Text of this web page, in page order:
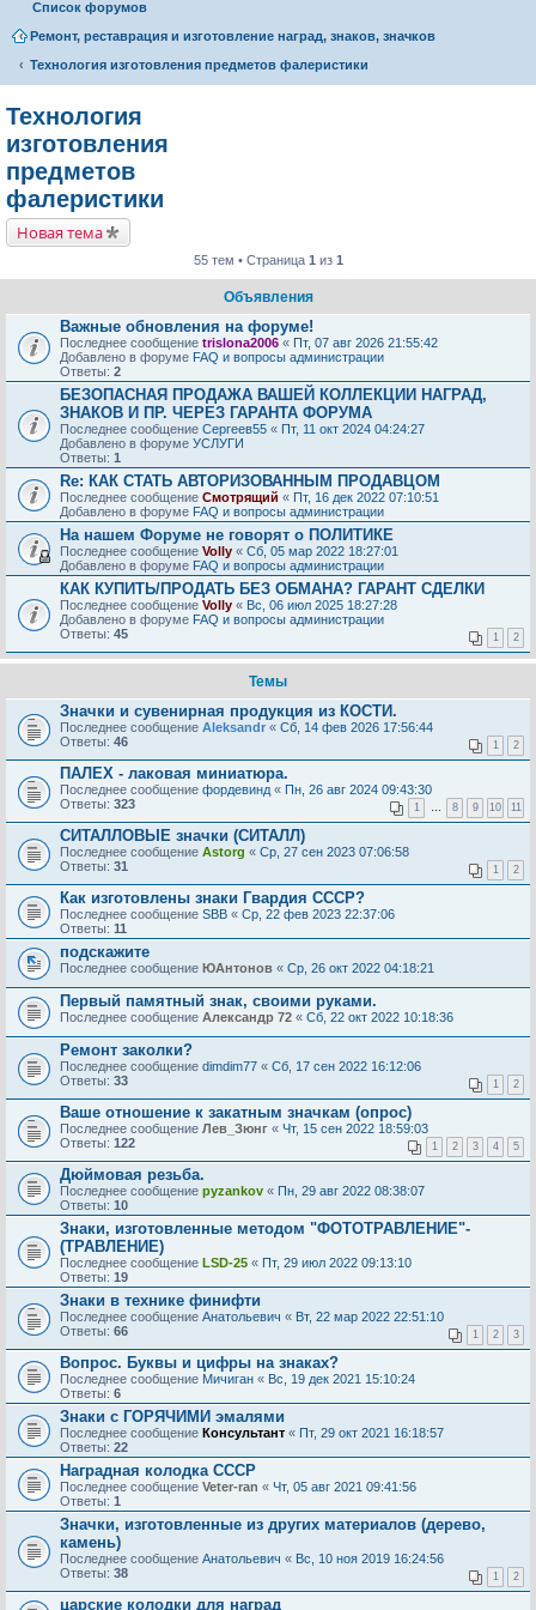
Список форумов
Ремонт, реставрация и изготовление наград, знаков, значков
Технология изготовления предметов фалеристики
Технология
изготовления
предметов
фалеристики
Новая тема
55 тем • Страница 1 из 1
Объявления
Важные обновления на форуме!
Последнее сообщение trislona2006 « Пт, 07 авг 2026 21:55:42
Добавлено в форуме FAQ и вопросы администрации
Ответы: 2
БЕЗОПАСНАЯ ПРОДАЖА ВАШЕЙ КОЛЛЕКЦИИ НАГРАД,
ЗНАКОВ И ПР. ЧЕРЕЗ ГАРАНТА ФОРУМА
Последнее сообщение Сергеев55 « Пт, 11 окт 2024 04:24:27
Добавлено в форуме УСЛУГИ
Ответы: 1
Re: КАК СТАТЬ АВТОРИЗОВАННЫМ ПРОДАВЦОМ
Последнее сообщение Смотрящий « Пт, 16 дек 2022 07:10:51
Добавлено в форуме FAQ и вопросы администрации
На нашем Форуме не говорят о ПОЛИТИКЕ
Последнее сообщение Volly « Сб, 05 мар 2022 18:27:01
Добавлено в форуме FAQ и вопросы администрации
КАК КУПИТЬ/ПРОДАТЬ БЕЗ ОБМАНА? ГАРАНТ СДЕЛКИ
Последнее сообщение Volly « Вс, 06 июл 2025 18:27:28
Добавлено в форуме FAQ и вопросы администрации
Ответы: 45 1 2
Темы
Значки и сувенирная продукция из КОСТИ.
Последнее сообщение Aleksandr « Сб, 14 фев 2026 17:56:44
Ответы: 46 1 2
ПАЛЕХ - лаковая миниатюра.
Последнее сообщение фордевинд « Пн, 26 авг 2024 09:43:30
Ответы: 323 1 … 8 9 10 11
СИТАЛЛОВЫЕ значки (СИТАЛЛ)
Последнее сообщение Astorg « Ср, 27 сен 2023 07:06:58
Ответы: 31 1 2
Как изготовлены знаки Гвардия СССР?
Последнее сообщение SBB « Ср, 22 фев 2023 22:37:06
Ответы: 11
подскажите
Последнее сообщение ЮАнтонов « Ср, 26 окт 2022 04:18:21
Первый памятный знак, своими руками.
Последнее сообщение Александр 72 « Сб, 22 окт 2022 10:18:36
Ремонт заколки?
Последнее сообщение dimdim77 « Сб, 17 сен 2022 16:12:06
Ответы: 33 1 2
Ваше отношение к закатным значкам (опрос)
Последнее сообщение Лев_Зюнг « Чт, 15 сен 2022 18:59:03
Ответы: 122 1 2 3 4 5
Дюймовая резьба.
Последнее сообщение pyzankov « Пн, 29 авг 2022 08:38:07
Ответы: 10
Знаки, изготовленные методом "ФОТОТРАВЛЕНИЕ"-
(ТРАВЛЕНИЕ)
Последнее сообщение LSD-25 « Пт, 29 июл 2022 09:13:10
Ответы: 19
Знаки в технике финифти
Последнее сообщение Анатольевич « Вт, 22 мар 2022 22:51:10
Ответы: 66 1 2 3
Вопрос. Буквы и цифры на знаках?
Последнее сообщение Мичиган « Вс, 19 дек 2021 15:10:24
Ответы: 6
Знаки с ГОРЯЧИМИ эмалями
Последнее сообщение Консультант « Пт, 29 окт 2021 16:18:57
Ответы: 22
Наградная колодка СССР
Последнее сообщение Veter-ran « Чт, 05 авг 2021 09:41:56
Ответы: 1
Значки, изготовленные из других материалов (дерево,
камень)
Последнее сообщение Анатольевич « Вс, 10 ноя 2019 16:24:56
Ответы: 38 1 2
царские колодки для наград